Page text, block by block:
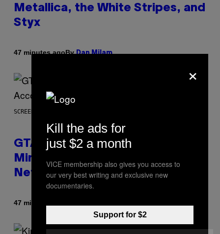
Metallica, the White Stripes, and
Styx
47 minutes agoByDan Milam
SCREENSHOT: ROCKSTAR GAMES, NETFLIX
GTA 6 Extended Look is 20
Minutes Long According to
Netflix Customer Support
47 minutes ago
×
Kill the ads for
just $2 a month
VICE membership also gives you access to
our very best writing and exclusive new
documentaries.
Support for $2